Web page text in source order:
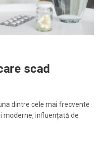
scad
dintre cele mai frecvente
moderne, influențată de